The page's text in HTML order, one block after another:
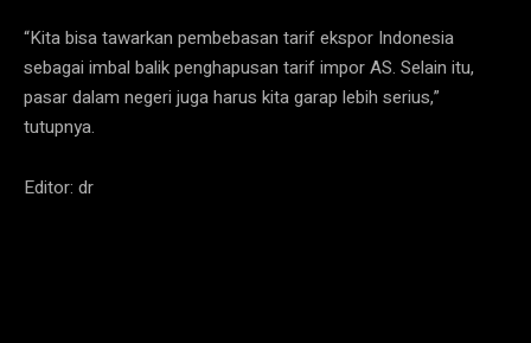
“Kita bisa tawarkan pembebasan tarif ekspor Indonesia
sebagai imbal balik penghapusan tarif impor AS. Selain itu,
pasar dalam negeri juga harus kita garap lebih serius,”
tutupnya.
Editor: dr